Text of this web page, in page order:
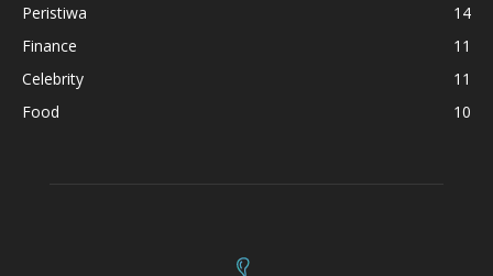
Peristiwa
14
Finance
11
Celebrity
11
Food
10